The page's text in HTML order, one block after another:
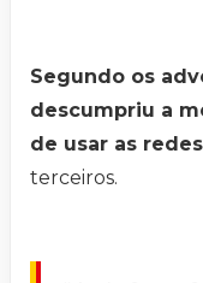
Segundo os
descumpriu a
de usar as
terceiros.